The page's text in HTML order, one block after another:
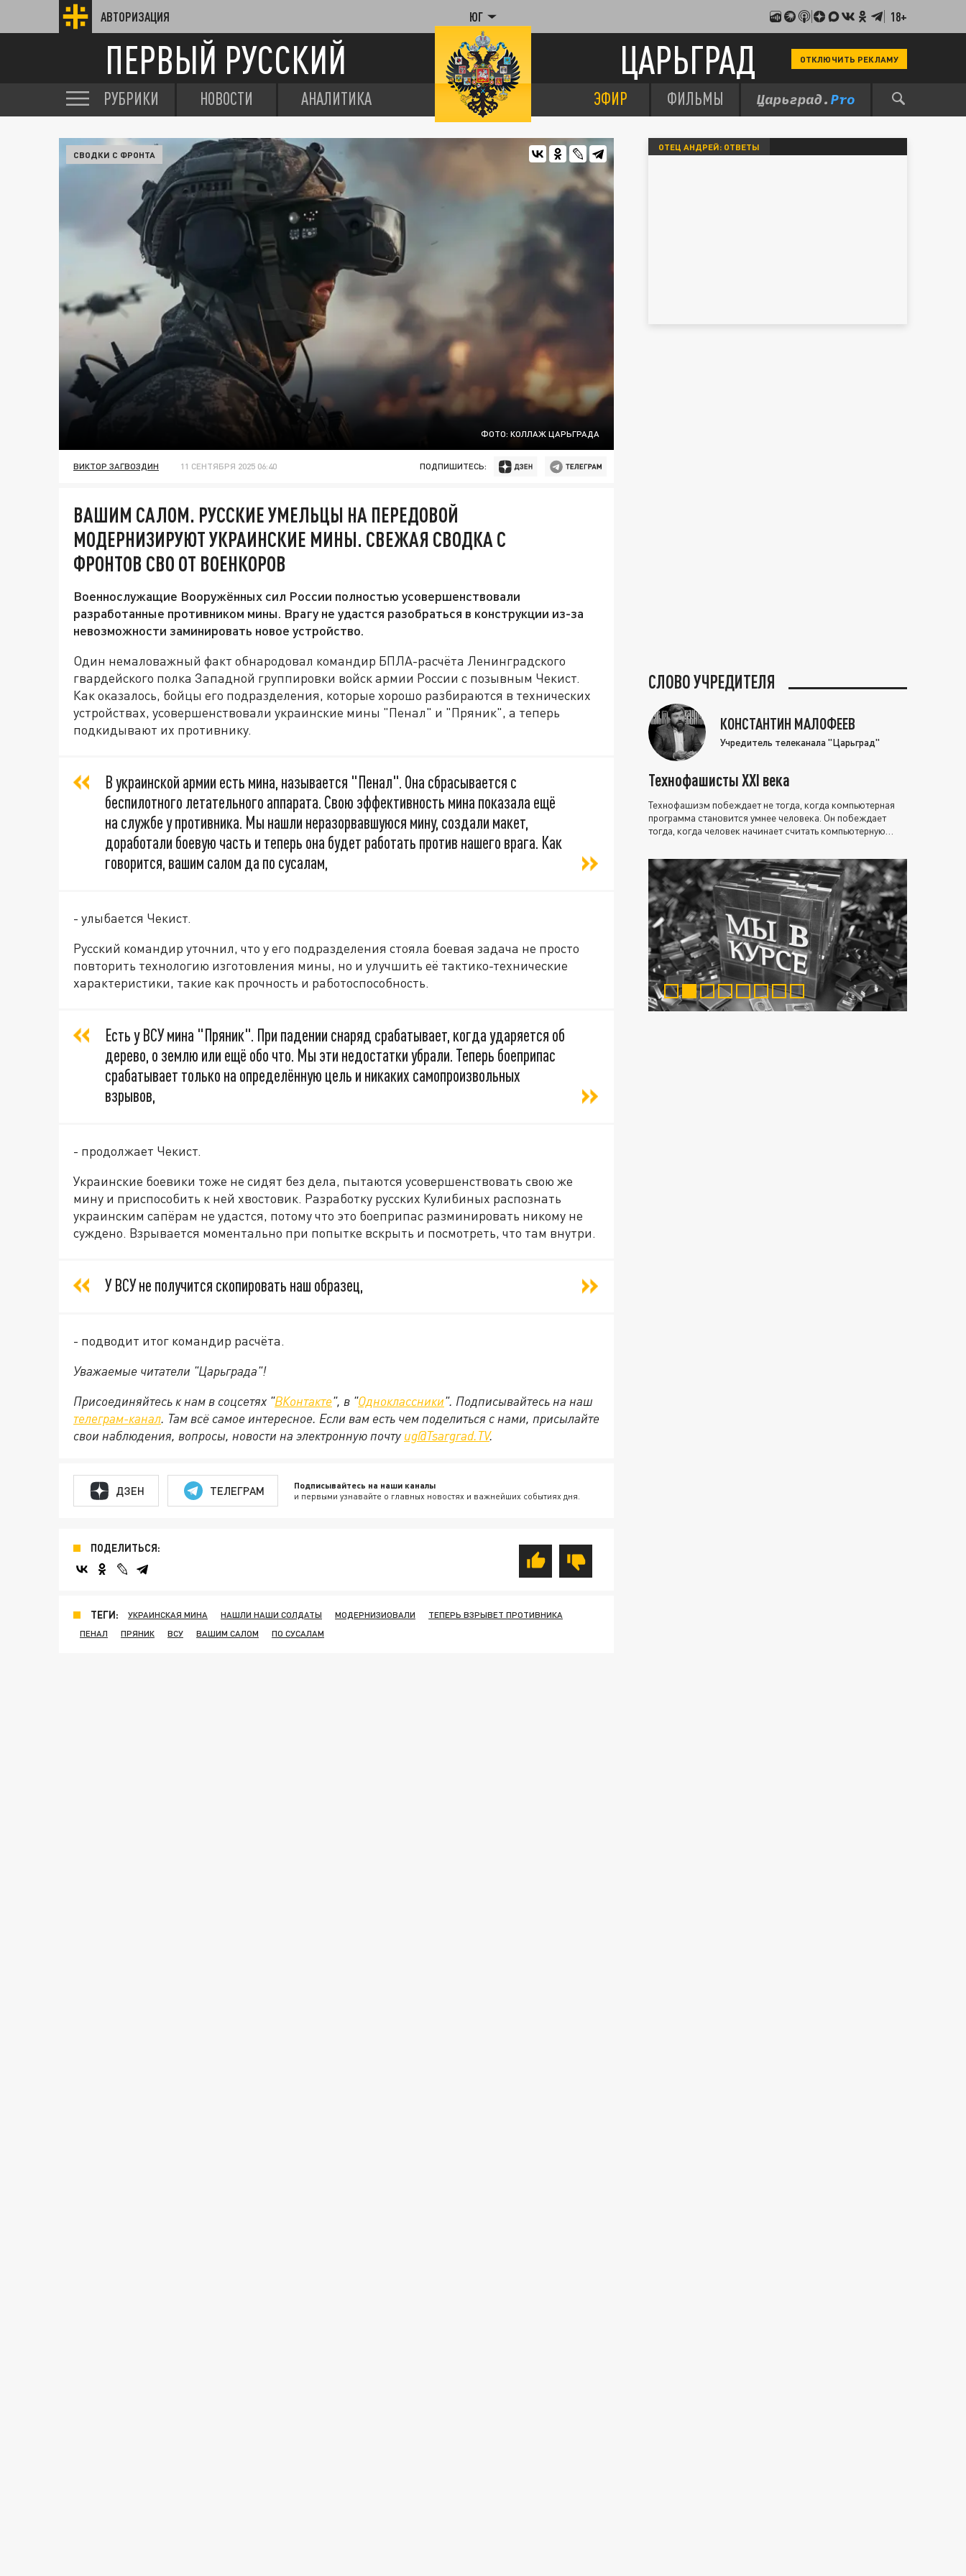
АВТОРИЗАЦИЯ ЮГ 18+
ПЕРВЫЙ РУССКИЙ ЦАРЬГРАД ОТКЛЮЧИТЬ РЕКЛАМУ
РУБРИКИ НОВОСТИ АНАЛИТИКА ЭФИР ФИЛЬМЫ
ФОТО: КОЛЛАЖ ЦАРЬГРАДА
СВОДКИ С ФРОНТА
ВИКТОР ЗАГВОЗДИН 11 СЕНТЯБРЯ 2025 06:40 ПОДПИШИТЕСЬ:
ВАШИМ САЛОМ. РУССКИЕ УМЕЛЬЦЫ НА ПЕРЕДОВОЙ
МОДЕРНИЗИРУЮТ УКРАИНСКИЕ МИНЫ. СВЕЖАЯ СВОДКА С
ФРОНТОВ СВО ОТ ВОЕНКОРОВ
Военнослужащие Вооружённых сил России полностью усовершенствовали
разработанные противником мины. Врагу не удастся разобраться в конструкции из-за
невозможности заминировать новое устройство.
Один немаловажный факт обнародовал командир БПЛА-расчёта Ленинградского
гвардейского полка Западной группировки войск армии России с позывным Чекист.
Как оказалось, бойцы его подразделения, которые хорошо разбираются в технических
устройствах, усовершенствовали украинские мины "Пенал" и "Пряник", а теперь
подкидывают их противнику.
В украинской армии есть мина, называется "Пенал". Она сбрасывается с
беспилотного летательного аппарата. Свою эффективность мина показала ещё
на службе у противника. Мы нашли неразорвавшуюся мину, создали макет,
доработали боевую часть и теперь она будет работать против нашего врага. Как
говорится, вашим салом да по сусалам,
- улыбается Чекист.
Русский командир уточнил, что у его подразделения стояла боевая задача не просто
повторить технологию изготовления мины, но и улучшить её тактико-технические
характеристики, такие как прочность и работоспособность.
Есть у ВСУ мина "Пряник". При падении снаряд срабатывает, когда ударяется об
дерево, о землю или ещё обо что. Мы эти недостатки убрали. Теперь боеприпас
срабатывает только на определённую цель и никаких самопроизвольных
взрывов,
- продолжает Чекист.
Украинские боевики тоже не сидят без дела, пытаются усовершенствовать свою же
мину и приспособить к ней хвостовик. Разработку русских Кулибиных распознать
украинским сапёрам не удастся, потому что это боеприпас разминировать никому не
суждено. Взрывается моментально при попытке вскрыть и посмотреть, что там внутри.
У ВСУ не получится скопировать наш образец,
- подводит итог командир расчёта.
Уважаемые читатели "Царьграда"!
Присоединяйтесь к нам в соцсетях "ВКонтакте", в "Одноклассники". Подписывайтесь на наш
телеграм-канал. Там всё самое интересное. Если вам есть чем поделиться с нами, присылайте
свои наблюдения, вопросы, новости на электронную почту ug@Tsargrad.TV.
ДЗЕН ТЕЛЕГРАМ Подписывайтесь на наши каналы
и первыми узнавайте о главных новостях и важнейших событиях дня.
ПОДЕЛИТЬСЯ:
ТЕГИ: УКРАИНСКАЯ МИНА НАШЛИ НАШИ СОЛДАТЫ МОДЕРНИЗИОВАЛИ
ТЕПЕРЬ ВЗРЫВЕТ ПРОТИВНИКА
ПЕНАЛ
ПРЯНИК ВСУ ВАШИМ САЛОМ ПО СУСАЛАМ
ОТЕЦ АНДРЕЙ: ОТВЕТЫ
СЛОВО УЧРЕДИТЕЛЯ
КОНСТАНТИН МАЛОФЕЕВ
Учредитель телеканала "Царьград"
Технофашисты XXI века
Технофашизм побеждает не тогда, когда компьютерная
программа становится умнее человека. Он побеждает
тогда, когда человек начинает считать компьютерную